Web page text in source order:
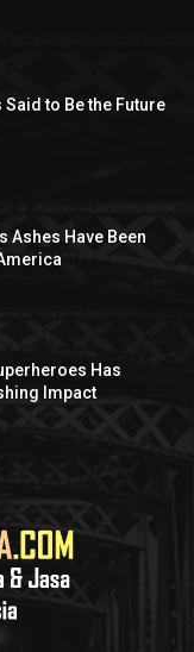
to Be the Future
Ashes Have Been
Has
Impact